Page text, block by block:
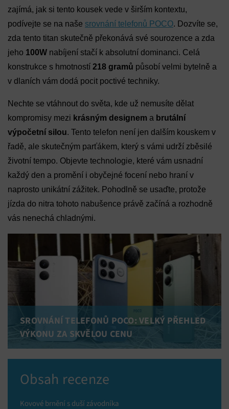
zajímá, jak si tento kousek vede v širším kontextu,
podívejte se na naše srovnání telefonů POCO. Dozvíte se,
zda tento titan skutečně překonává své sourozence a zda
jeho 100W nabíjení stačí k absolutní dominanci. Celá
konstrukce s hmotností 218 gramů působí velmi bytelně a
v dlaních vám dodá pocit poctivé techniky.
Nechte se vtáhnout do světa, kde už nemusíte dělat
kompromisy mezi krásným designem a brutální
výpočetní silou. Tento telefon není jen dalším kouskem v
řadě, ale skutečným parťákem, který s vámi udrží zběsilé
životní tempo. Objevte technologie, které vám usnadní
každý den a promění i obyčejné focení nebo hraní v
naprosto unikátní zážitek. Pohodlně se usaďte, protože
jízda do nitra tohoto nabušence právě začíná a rozhodně
vás nenechá chladnými.
SROVNÁNÍ TELEFONŮ POCO: VELKÝ PŘEHLED
VÝKONU ZA SKVĚLOU CENU
Obsah recenze
Kovové brnění s duší závodníka